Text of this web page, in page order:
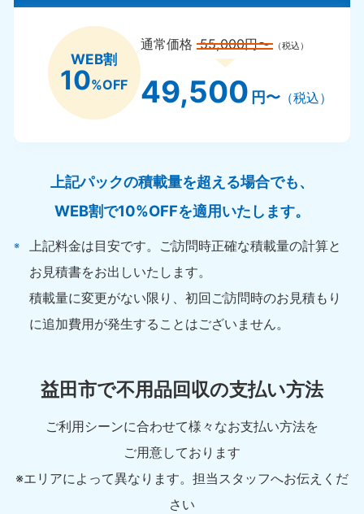
WEB割
10%OFF
通常価格55,000円〜 （税込）
49,500 円〜（税込）
上記パックの積載量を超える場合でも、
WEB割で10%OFFを適用いたします。
上記料金は目安です。ご訪問時正確な積載量の計算と
お見積書をお出しいたします。
積載量に変更がない限り、初回ご訪問時のお見積もり
に追加費用が発生することはございません。
益田市で不用品回収の支払い方法
ご利用シーンに合わせて様々なお支払い方法を
ご用意しております
※エリアによって異なります。担当スタッフへお伝えくだ
さい